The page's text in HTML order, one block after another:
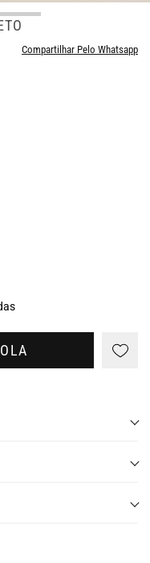
Compartilhar Pelo Whatsapp